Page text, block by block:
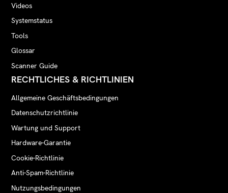
Videos
Systemstatus
Tools
Glossar
Scanner Guide
RECHTLICHES & RICHTLINIEN
Allgemeine Geschäftsbedingungen
Datenschutzrichtlinie
Wartung und Support
Hardware-Garantie
Cookie-Richtlinie
Anti-Spam-Richtlinie
Nutzungsbedingungen